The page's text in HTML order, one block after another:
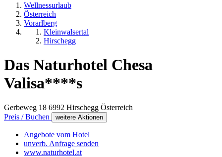
Wellnessurlaub
Österreich
Vorarlberg
Kleinwalsertal
Hirschegg
Das Naturhotel Chesa
Valisa****s
Gerbeweg 18 6992 Hirschegg Österreich
Preis / Buchen
weitere Aktionen
Angebote vom Hotel
unverb. Anfrage senden
www.naturhotel.at